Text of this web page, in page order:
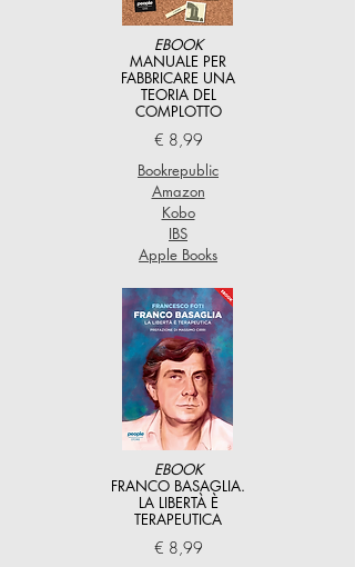
EBOOK
MANUALE PER
FABBRICARE UNA
TEORIA DEL
COMPLOTTO
€ 8,99
Bookrepublic
Amazon
Kobo
IBS
Apple Books
EBOOK
FRANCO BASAGLIA.
LA LIBERTÀ È
TERAPEUTICA
€ 8,99